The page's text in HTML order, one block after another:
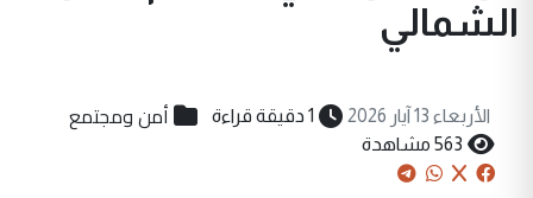
الشمالي
الأربعاء 13 آيار 2026 1 دقيقة قراءة أمن ومجتمع
563 مشاهدة